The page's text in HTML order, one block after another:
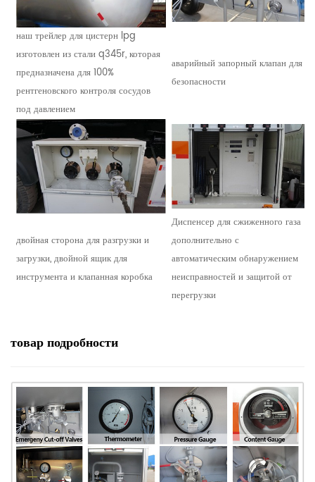
наш трейлер для цистерн lpg
изготовлен из стали q345r, которая
предназначена для 100%
рентгеновского контроля сосудов
под давлением
аварийный запорный клапан для
безопасности
двойная сторона для разгрузки и
загрузки, двойной ящик для
инструмента и клапанная коробка
Диспенсер для сжиженного газа
дополнительно с
автоматическим обнаружением
неисправностей и защитой от
перегрузки
товарподробности